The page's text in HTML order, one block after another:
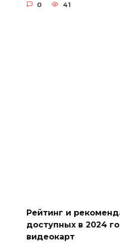
0 41
Рейтинг и
доступных в 2024
видеокарт